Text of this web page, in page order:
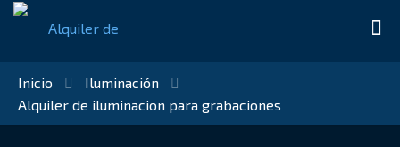
Inicio
Iluminación
Alquiler de iluminacion para grabaciones